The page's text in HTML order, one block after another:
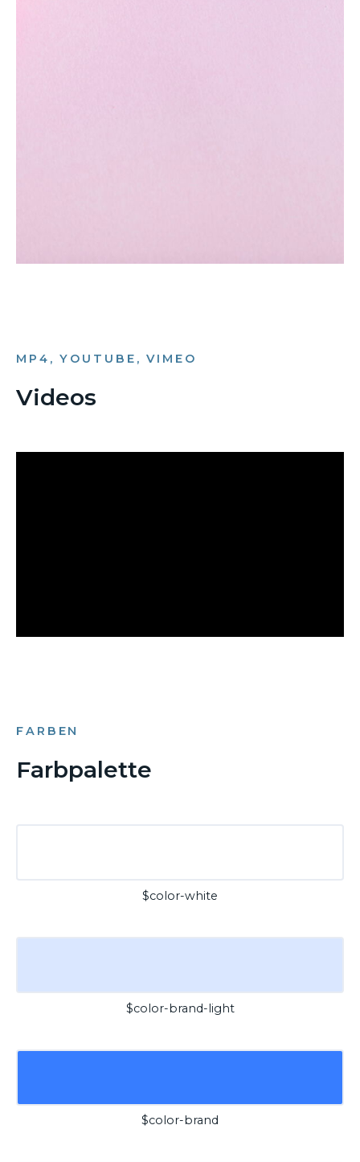
MP4, YOUTUBE, VIMEO
Videos
FARBEN
Farbpalette
$color-white
$color-brand-light
$color-brand